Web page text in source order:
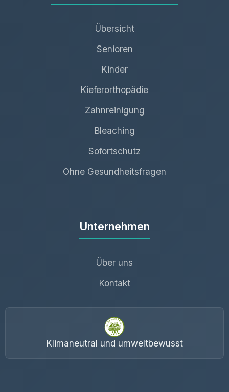
Übersicht
Senioren
Kinder
Kieferorthopädie
Zahnreinigung
Bleaching
Sofortschutz
Ohne Gesundheitsfragen
Unternehmen
Über uns
Kontakt
Klimaneutral und umweltbewusst